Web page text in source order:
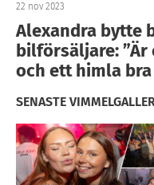
22 nov 2023
Alexandra bytte
bilförsäljare:
och ett himla bra
SENASTE